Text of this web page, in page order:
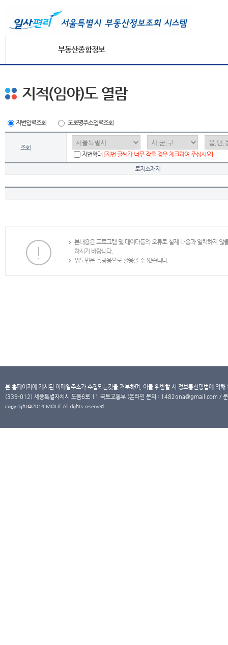
부동산종합정보
지적(임야)도 열람
지번입력조회 도로명주소입력조회
조회
지번확대 [지번 글씨가 너무 작을 경우 체크하여 주십시오]
토지소재지
본내용은 프로그램 및 데이타등의 오류로 실제 내용과 일치하지
하시기 바랍니다.
위도면은 측량용으로 활용할 수 없습니다.
본 홈페이지에 게시된 이메일주소가 수집되는것을 거부하며, 이를 위반할 시 정보통신망법에 의
(339-012) 세종특별자치시 도움6로 11 국토교통부 (온라인 문의 : 1482qna@gmail.com /
copyright@2014 MOLIT All rights reserved.